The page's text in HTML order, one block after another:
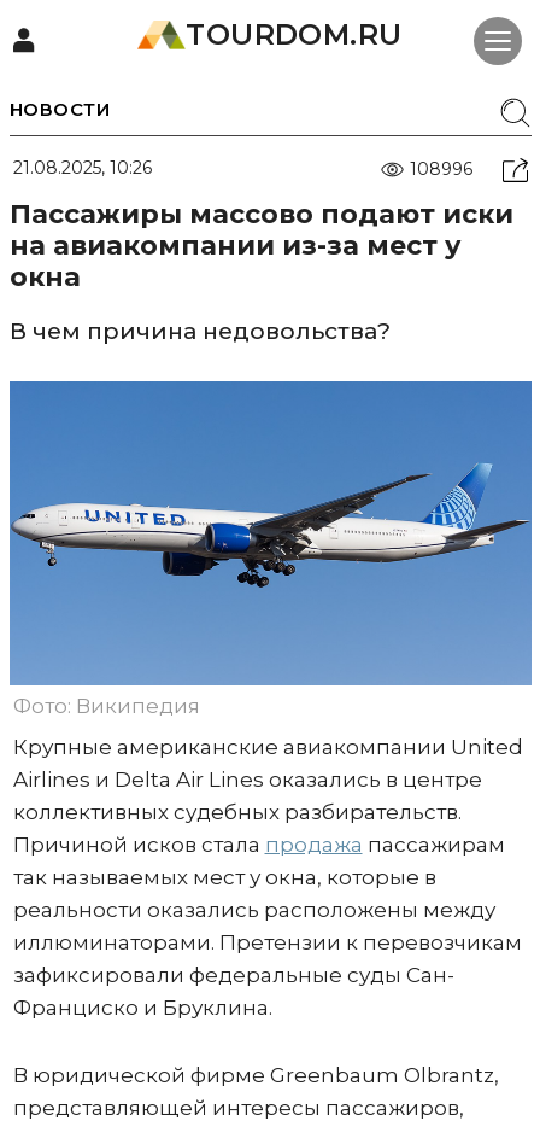
TOURDOM.RU
НОВОСТИ
21.08.2025, 10:26 108996
Пассажиры массово подают иски
на авиакомпании из-за мест у
окна
В чем причина недовольства?
Фото: Википедия
Крупные американские авиакомпании United
Airlines и Delta Air Lines оказались в центре
коллективных судебных разбирательств.
Причиной исков стала продажа пассажирам
так называемых мест у окна, которые в
реальности оказались расположены между
иллюминаторами. Претензии к перевозчикам
зафиксировали федеральные суды Сан-
Франциско и Бруклина.
В юридической фирме Greenbaum Olbrantz,
представляющей интересы пассажиров,